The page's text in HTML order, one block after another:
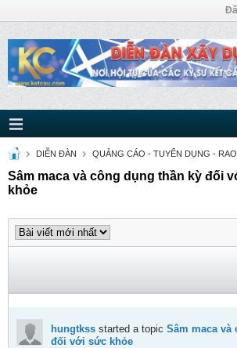
DIỄN ĐÀN QUẢNG CÁO - TUYỂN DỤNG -
Sâm maca và công dụng thần kỳ đối
khỏe
hungtkss started a topic Sâm maca và
đối với sức khỏe